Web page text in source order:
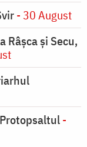
- 30 August
şi Secu,
-